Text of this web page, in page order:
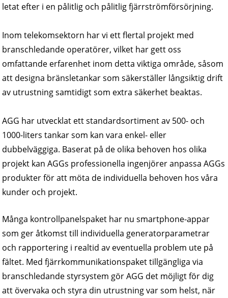
letat efter i en pålitlig och pålitlig fjärrströmförsörjning.
Inom telekomsektorn har vi ett flertal projekt med
branschledande operatörer, vilket har gett oss
omfattande erfarenhet inom detta viktiga område, såsom
att designa bränsletankar som säkerställer långsiktig drift
av utrustning samtidigt som extra säkerhet beaktas.
AGG har utvecklat ett standardsortiment av 500- och
1000-liters tankar som kan vara enkel- eller
dubbelväggiga. Baserat på de olika behoven hos olika
projekt kan AGGs professionella ingenjörer anpassa AGGs
produkter för att möta de individuella behoven hos våra
kunder och projekt.
Många kontrollpanelspaket har nu smartphone-appar
som ger åtkomst till individuella generatorparametrar
och rapportering i realtid av eventuella problem ute på
fältet. Med fjärrkommunikationspaket tillgängliga via
branschledande styrsystem gör AGG det möjligt för dig
att övervaka och styra din utrustning var som helst, när